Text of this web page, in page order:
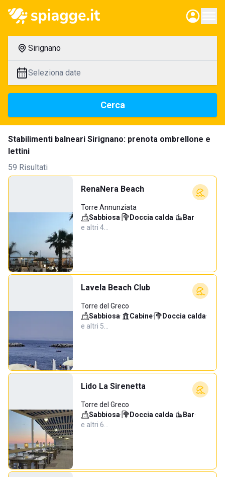
Sirignano
Seleziona date
Cerca
Stabilimenti balneari Sirignano: prenota ombrellone e
lettini
59 Risultati
RenaNera Beach
Torre Annunziata
Sabbiosa· Doccia calda· Bar·
e altri 4…
Lavela Beach Club
Torre del Greco
Sabbiosa· Cabine· Doccia calda·
e altri 5…
Lido La Sirenetta
Torre del Greco
Sabbiosa· Doccia calda· Bar·
e altri 6…